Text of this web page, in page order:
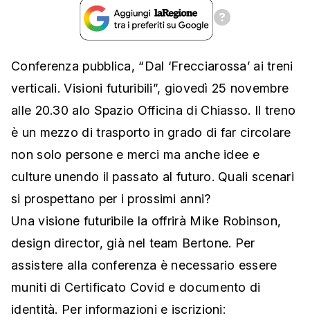
Conferenza pubblica, “Dal ‘Frecciarossa’ ai treni
verticali. Visioni futuribili”, giovedì 25 novembre
alle 20.30 alo Spazio Officina di Chiasso. Il treno
è un mezzo di trasporto in grado di far circolare
non solo persone e merci ma anche idee e
culture unendo il passato al futuro. Quali scenari
si prospettano per i prossimi anni?
Una visione futuribile la offrirà Mike Robinson,
design director, già nel team Bertone. Per
assistere alla conferenza è necessario essere
muniti di Certificato Covid e documento di
identità. Per informazioni e iscrizioni: